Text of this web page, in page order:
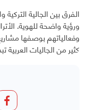
الفرق بين الجالية
ورؤية واضحة للهوية.
وفعالياتهم بوصفها
كثير من الجاليات